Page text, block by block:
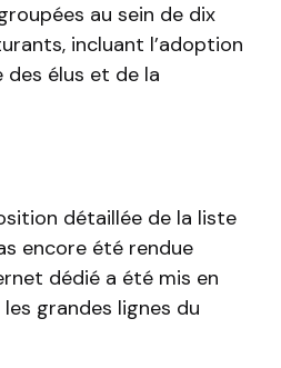
au sein de dix
incluant l’adoption
des élus et de la
détaillée de la liste
encore été rendue
dédié a été mis en
grandes lignes du